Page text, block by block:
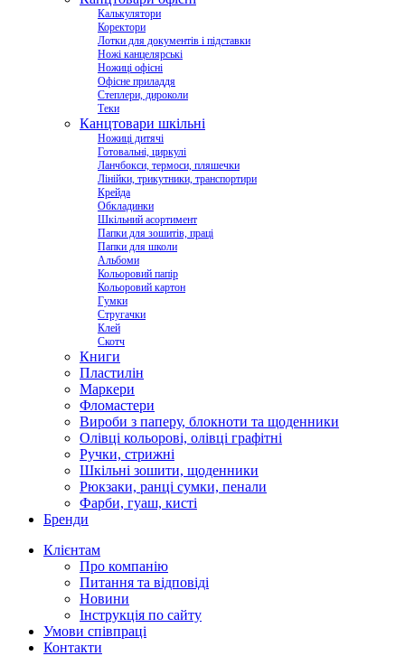
Калькулятори
Коректори
Лотки для документів і підставки
Ножі канцелярські
Ножиці офісні
Офісне приладдя
Степлери, дироколи
Теки
Канцтовари шкільні
Ножиці дитячі
Готовальні, циркулі
Ланчбокси, термоси, пляшечки
Лінійки, трикутники, транспортири
Крейда
Обкладинки
Шкільний асортимент
Папки для зошитів, праці
Папки для школи
Альбоми
Кольоровий папір
Кольоровий картон
Гумки
Стругачки
Клей
Скотч
Книги
Пластилін
Маркери
Фломастери
Вироби з паперу, блокноти та щоденники
Олівці кольорові, олівці графітні
Ручки, стрижні
Шкільні зошити, щоденники
Рюкзаки, ранці сумки, пенали
Фарби, гуаш, кисті
Бренди
Клієнтам
Про компанію
Питання та відповіді
Новини
Інструкція по сайту
Умови співпраці
Контакти